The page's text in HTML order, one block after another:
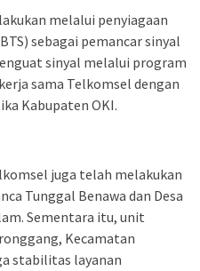
melalui penyiagaan
sebagai pemancar sinyal
sinyal melalui program
sama Telkomsel dengan
Kabupaten OKI.
juga telah melakukan
Tunggal Benawa dan Desa
Sementara itu, unit
Kecamatan
stabilitas layanan